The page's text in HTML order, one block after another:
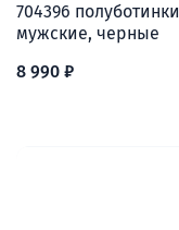
704396 полуботинки
мужские, черные
8 990 ₽